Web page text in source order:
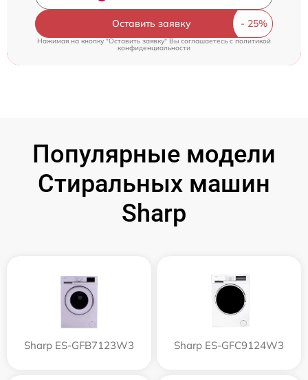
Оставить заявку
Нажимая на кнопку "Оставить заявку" Вы соглашаетесь cполитикой
конфиденциальности
Популярные модели
Стиральных машин
Sharp
Sharp ES-GFB7123W3 Sharp ES-GFC9124W3